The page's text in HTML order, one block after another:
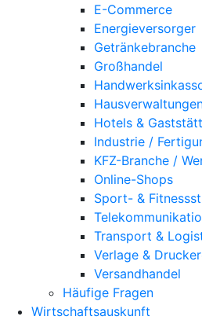
E-Commerce
Energieversorger
Getränkebranche
Großhandel
Hotels &
Industrie /
KFZ-Branche /
Online-Shops
Sport- &
Transport &
Verlage &
Versandhandel
Häufige Fragen
Wirtschaftsauskunft